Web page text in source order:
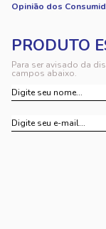
Opinião dos
Para ser avisado da
campos abaixo.